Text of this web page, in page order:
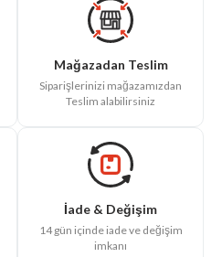
Mağazadan Teslim
Siparişlerinizi mağazamızdan
Teslim alabilirsiniz
İade & Değişim
14 gün içinde iade ve değişim
imkanı